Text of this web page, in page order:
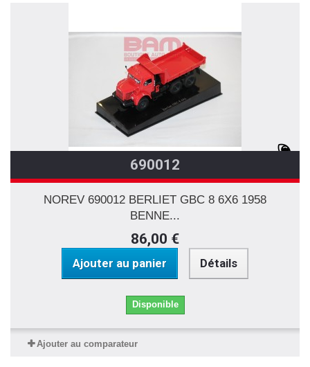
690012
NOREV 690012 BERLIET GBC 8 6X6 1958
BENNE...
86,00 €
Ajouter au panier Détails
Disponible
Ajouter au comparateur